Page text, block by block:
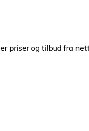
priser og tilbud fra